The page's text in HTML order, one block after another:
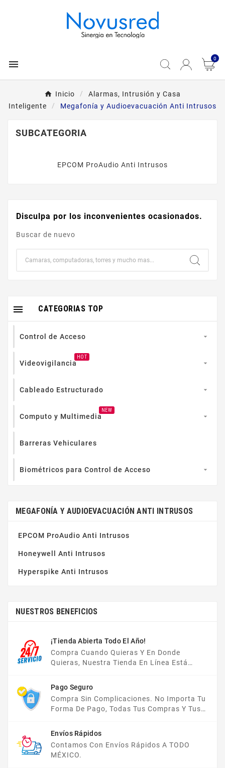
 0
Inicio
Alarmas, Intrusión y Casa
Inteligente
Megafonía y Audioevacuación Anti Intrusos
SUBCATEGORIA
EPCOM ProAudio Anti Intrusos
Disculpa por los inconvenientes ocasionados.
Buscar de nuevo
CATEGORIAS TOP

Control de Acceso 
Videovigilancia
HOT

Cableado Estructurado 
Computo y Multimedia
NEW

Barreras Vehiculares
Biométricos para Control de Acceso 
MEGAFONÍA Y AUDIOEVACUACIÓN ANTI INTRUSOS
EPCOM ProAudio Anti Intrusos
Honeywell Anti Intrusos
Hyperspike Anti Intrusos
NUESTROS BENEFICIOS
¡Tienda Abierta Todo El Año!
Compra Cuando Quieras Y En Donde
Quieras, Nuestra Tienda En Línea Está
Pago Seguro
Compra Sin Complicaciones. No Importa Tu
Forma De Pago, Todas Tus Compras Y Tus
Envíos Rápidos
Contamos Con Envíos Rápidos A TODO
MÉXICO.